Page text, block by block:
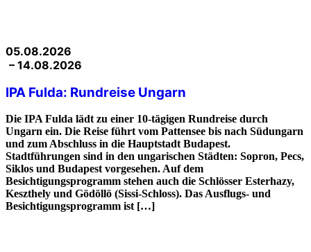
05.08.2026
– 14.08.2026
IPA Fulda: Rundreise Ungarn
Die IPA Fulda lädt zu einer 10-tägigen Rundreise durch
Ungarn ein. Die Reise führt vom Pattensee bis nach Südungarn
und zum Abschluss in die Hauptstadt Budapest.
Stadtführungen sind in den ungarischen Städten: Sopron, Pecs,
Siklos und Budapest vorgesehen. Auf dem
Besichtigungsprogramm stehen auch die Schlösser Esterhazy,
Keszthely und Gödöllö (Sissi-Schloss). Das Ausflugs- und
Besichtigungsprogramm ist […]